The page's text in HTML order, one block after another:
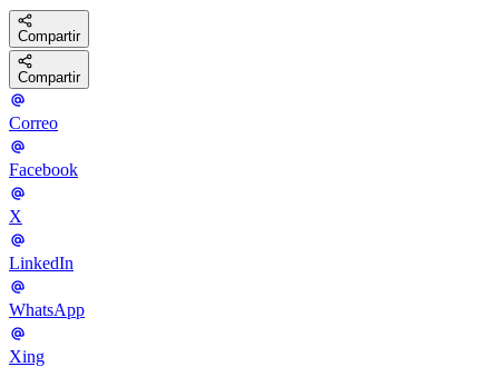
Compartir
Compartir
Correo
Facebook
X
LinkedIn
WhatsApp
Xing